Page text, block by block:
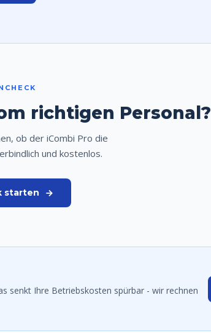
richtigen Personal?
ob der iCombi Pro die
und kostenlos.
starten
senkt Ihre Betriebskosten spürbar - wir rechnen